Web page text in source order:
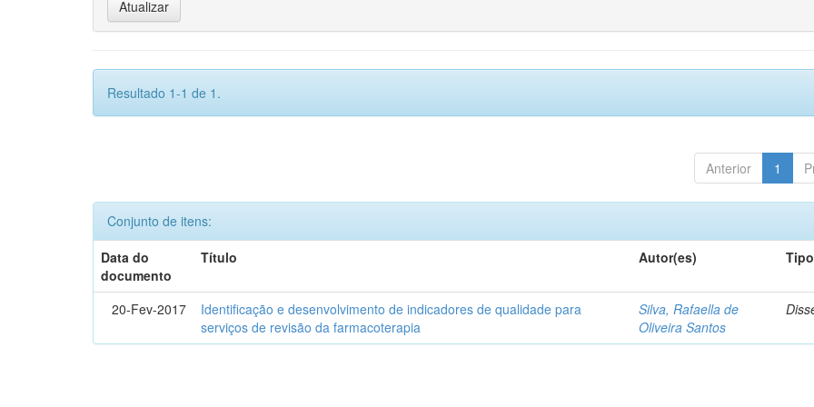
Resultado 1-1 de 1.
Anterior 1
Conjunto de itens:
Data do
documento
Título Autor(es) Tipo
20-Fev-2017
Identificação e desenvolvimento de indicadores de qualidade para
serviços de revisão da farmacoterapia
Silva, Rafaella de
Oliveira Santos